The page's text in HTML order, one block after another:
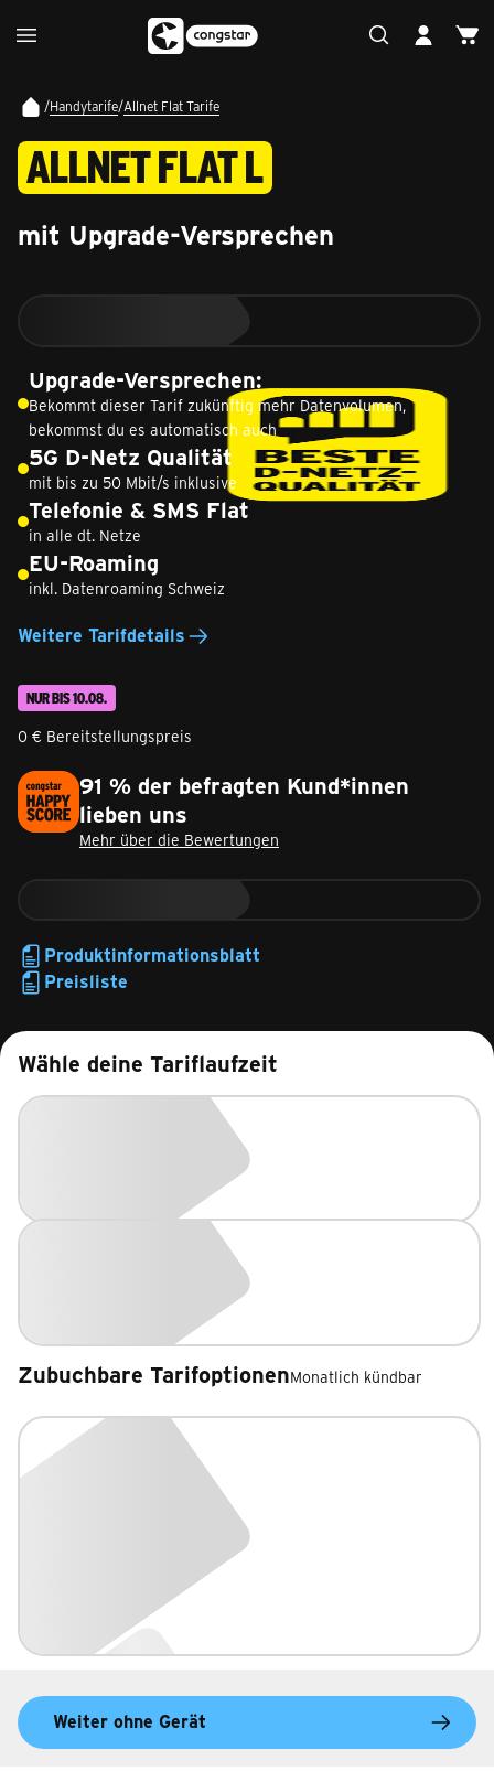
/Handytarife/Allnet Flat Tarife
ALLNET FLAT L
mit Upgrade-Versprechen
Upgrade-Versprechen:
Bekommt dieser Tarif zukünftig mehr Datenvolumen,
bekommst du es automatisch auch
5G D-Netz Qualität
mit bis zu 50 Mbit/s inklusive
Telefonie & SMS Flat
in alle dt. Netze
EU-Roaming
inkl. Datenroaming Schweiz
Weitere Tarifdetails
NUR BIS 10.08.
0 € Bereitstellungspreis
91 % der befragten Kund*innen
lieben uns
Mehr über die Bewertungen
Produktinformationsblatt
Preisliste
Wähle deine Tariflaufzeit
Zubuchbare TarifoptionenMonatlich kündbar
Zubuchbare Tarifoptionen
Weiter ohne Gerät